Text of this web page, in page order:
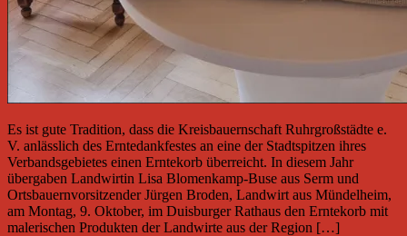
Es ist gute Tradition, dass die Kreisbauernschaft Ruhrgroßstädte e.
V. anlässlich des Erntedankfestes an eine der Stadtspitzen ihres
Verbandsgebietes einen Erntekorb überreicht. In diesem Jahr
übergaben Landwirtin Lisa Blomenkamp-Buse aus Serm und
Ortsbauernvorsitzender Jürgen Broden, Landwirt aus Mündelheim,
am Montag, 9. Oktober, im Duisburger Rathaus den Erntekorb mit
malerischen Produkten der Landwirte aus der Region […]